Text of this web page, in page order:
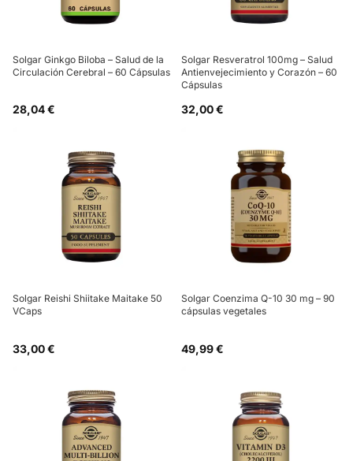
Solgar Ginkgo Biloba – Salud de la
Circulación Cerebral – 60 Cápsulas
28,04 €
Solgar Resveratrol 100mg – Salud
Antienvejecimiento y Corazón – 60
Cápsulas
32,00 €
Solgar Reishi Shiitake Maitake 50
VCaps
33,00 €
Solgar Coenzima Q-10 30 mg – 90
cápsulas vegetales
49,99 €